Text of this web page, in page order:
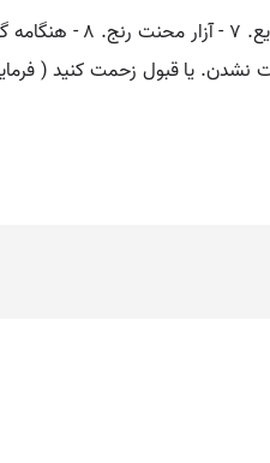
۱ - ( مصدر ) انبوهی کردن. ۲ - ( اسم ) انبوهی ازدحام. ۳ - آزردگی. ۴ -
یا قبول زحمت کنید (